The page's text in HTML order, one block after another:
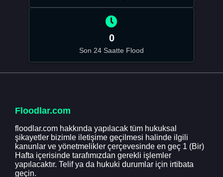
0
Son 24 Saatte Flood
Floodlar.com
floodlar.com hakkında yapılacak tüm hukuksal
şikayetler bizimle iletişime geçilmesi halinde ilgili
kanunlar ve yönetmelikler çerçevesinde en geç 1 (Bir)
Hafta içerisinde tarafımızdan gerekli işlemler
yapılacaktır. Telif ya da hukuki durumlar için irtibata
geçin.